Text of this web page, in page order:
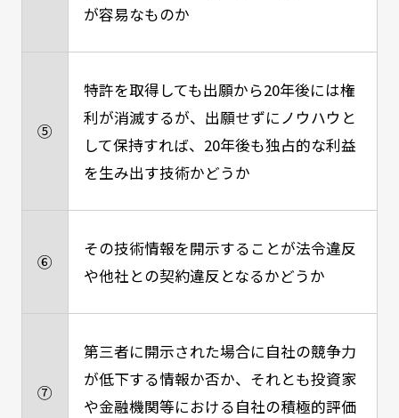
が容易なものか
⑤
特許を取得しても出願から20年後には権
利が消滅するが、出願せずにノウハウと
して保持すれば、20年後も独占的な利益
を生み出す技術かどうか
⑥
その技術情報を開示することが法令違反
や他社との契約違反となるかどうか
⑦
第三者に開示された場合に自社の競争力
が低下する情報か否か、それとも投資家
や金融機関等における自社の積極的評価